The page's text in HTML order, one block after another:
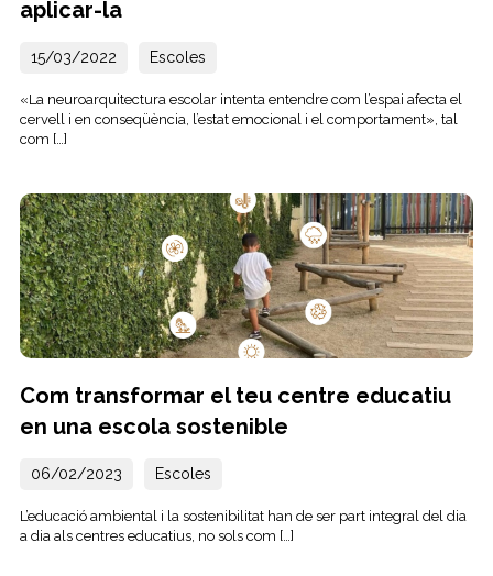
aplicar-la
15/03/2022 Escoles
«La neuroarquitectura escolar intenta entendre com l’espai afecta el
cervell i en conseqüència, l’estat emocional i el comportament», tal
com […]
Com transformar el teu centre educatiu
en una escola sostenible
06/02/2023 Escoles
L’educació ambiental i la sostenibilitat han de ser part integral del dia
a dia als centres educatius, no sols com […]